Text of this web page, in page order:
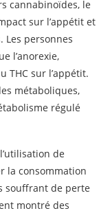
cannabinoïdes, le
sur l’appétit et
Les personnes
l’anorexie,
THC sur l’appétit.
métaboliques,
régulé
de
la consommation
souffrant de perte
montré des